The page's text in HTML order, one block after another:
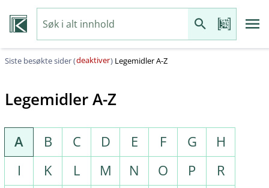
Siste besøkte sider (deaktiver) Legemidler A-Z
Legemidler A-Z
A B C D E F G
H
I
K L M N O P
R